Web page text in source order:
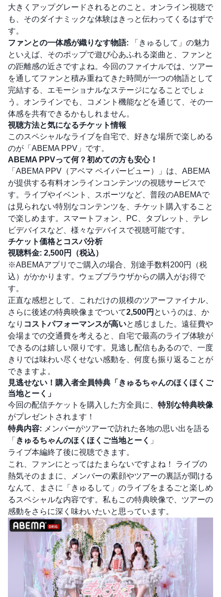
大きくアップグレードされるとのこと。オンライン視聴で
も、そのダイナミックな体験はきっと伝わってくるはずで
す。
ファンとの一体感が織りなす物語: 「きゅるして」の魅力
といえば、そのポップで遊び心あふれる楽曲と、ファンと
の距離感の近さですよね。今回のファイナルでは、ツアー
を通してファンと積み重ねてきた時間が一つの物語として
完結する、エモーショナルなステージになることでしょ
う。オンラインでも、コメント機能などを通じて、その一
体感を共有できるかもしれません。
視聴方法と気になるチケット情報
このスペシャルなライブを自宅で、好きな場所で楽しめる
のが「ABEMA PPV」です。
ABEMA PPVって何？初めての方も安心！
「ABEMA PPV（アベマ ペイパービュー）」は、ABEMA
が提供する有料オンラインコンテンツの視聴サービスで
す。ライブやイベント、スポーツなど、普段のABEMAで
は見られない特別なコンテンツを、チケット購入すること
で楽しめます。スマートフォン、PC、タブレット、テレ
ビデバイスなど、様々なデバイスで視聴可能です。
チケット価格とコスパ分析
視聴料金: 2,500円（税込）
※ABEMAアプリでご購入の場合、別途手数料200円（税
込）がかかります。ウェブブラウザからの購入がお得で
す。
正直な感想として、これだけの規模のツアーファイナル、
さらに後述の特典映像までついて2,500円 というのは、か
なり コストパフォーマンスが高いと感じました。遠征費や
会場までの交通費を考えると、自宅で最高のライブ体験が
できるのは嬉しい限りです。見逃し配信もあるので、一度
きりでは味わい尽くせない感動を、何度も振り返ることが
できますよ。
見逃せない！購入者全員特典「きゅるちゃんのほくほくご
当地とーく」
今回の配信チケットを購入した方全員に、 特別な特典映像
がプレゼントされます！
特典内容: メンバーがツアーで訪れた各地の思い出を語る
「 きゅるちゃんのほくほくご当地とーく 」
ライブ本編終了後に視聴できます。
これ、ファンにとってはたまらないですよね！ ライブの
熱気そのままに、メンバーの素顔やツアーの裏話が聞ける
なんて、まさに「きゅるして」のライブをまるごと楽しめ
るスペシャルな内容です。私もこの特典映像で、ツアーの
感動をさらに深く味わいたいと思っています。